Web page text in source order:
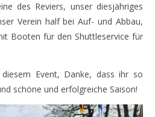
des Reviers, unser diesjähriges
Verein half bei Auf- und Abbau,
Booten für den Shuttleservice für
Event, Danke, dass ihr so
schöne und erfolgreiche Saison!